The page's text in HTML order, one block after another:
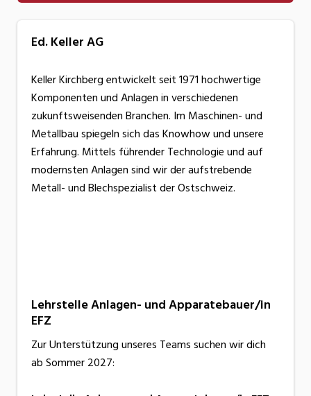
Ed. Keller AG
Keller Kirchberg entwickelt seit 1971 hochwertige
Komponenten und Anlagen in verschiedenen
zukunftsweisenden Branchen. Im Maschinen- und
Metallbau spiegeln sich das Knowhow und unsere
Erfahrung. Mittels führender Technologie und auf
modernsten Anlagen sind wir der aufstrebende
Metall- und Blechspezialist der Ostschweiz.
Lehrstelle Anlagen- und Apparatebauer/in
EFZ
Zur Unterstützung unseres Teams suchen wir dich
ab Sommer 2027: